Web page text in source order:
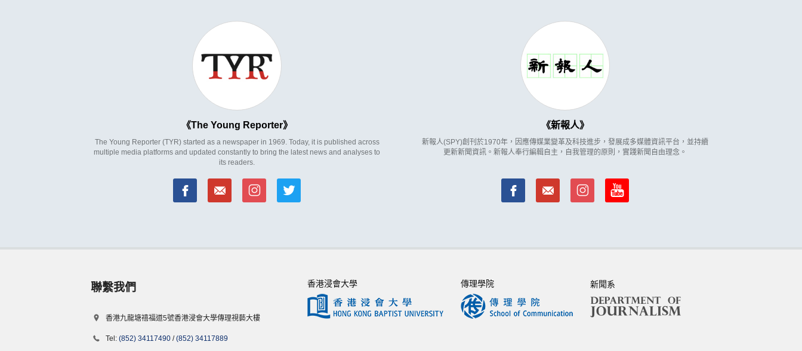
The Young Reporter
The Young Reporter (TYR) started as a newspaper in 1969. Today, it is published across
multiple media platforms and updated constantly to bring the latest news and analyses to
its readers.
新報人
新報人(SPY)創刊於1970年，因應傳媒業變革及科技進步，發展成多媒體資訊平台，並持續
更新新聞資訊。新報人奉行編輯自主，自我管理的原則，實踐新聞自由理念。
聯繫我們
香港九龍塘禧福道5號香港浸會大學傳理視藝大樓
Tel: (852) 34117490 /(852) 34117889
香港浸會大學 傳理學院 新聞系